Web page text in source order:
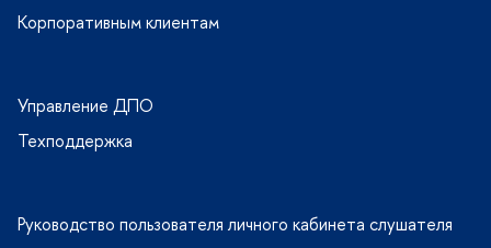
Корпоративным клиентам
Управление ДПО
Техподдержка
Руководство пользователя личного кабинета слушателя